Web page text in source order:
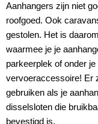
Aanhangers zijn niet
roofgoed. Ook
gestolen. Het is
waarmee je je
parkeerplek of onder
vervoeraccessoire! Er
gebruiken als je
disselsloten die
bevestigd is.